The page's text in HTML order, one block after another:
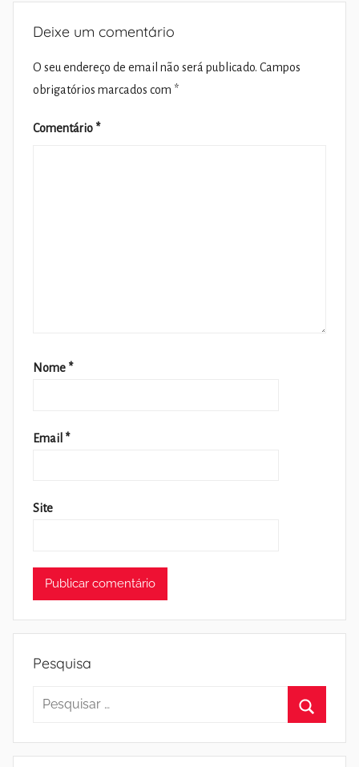
Deixe um comentário
O seu endereço de email não será publicado. Campos
obrigatórios marcados com *
Comentário *
Nome *
Email *
Site
Pesquisa
Pesquisar